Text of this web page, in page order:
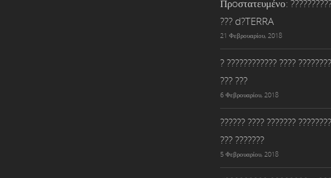
Πρoστατευμένο:
??? d?TERRA
21 Φεβρουαρίου, 2018
? ???????????? ????
??? ???
6 Φεβρουαρίου, 2018
?????? ???? ???????
??? ???????
5 Φεβρουαρίου, 2018